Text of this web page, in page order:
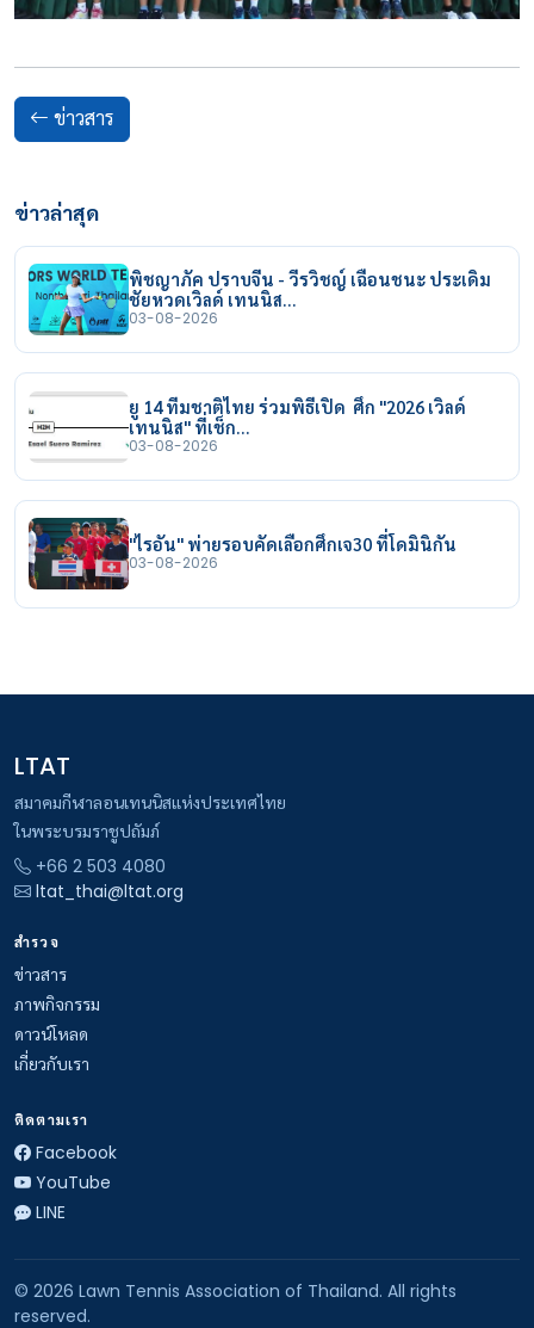
ข่าวสาร
ข่าวล่าสุด
พิชญาภัค ปราบจีน - วีรวิชญ์ เฉือนชนะ ประเดิม
ชัยหวดเวิลด์ เทนนิส…
03-08-2026
ยู 14 ทีมชาติไทย ร่วมพิธีเปิด ศึก "2026 เวิลด์
เทนนิส" ที่เช็ก…
03-08-2026
"ไรอัน" พ่ายรอบคัดเลือกศึกเจ30 ที่โดมินิกัน
03-08-2026
LTAT
สมาคมกีฬาลอนเทนนิสแห่งประเทศไทย
ในพระบรมราชูปถัมภ์
+66 2 503 4080
ltat_thai@ltat.org
สำรวจ
ข่าวสาร
ภาพกิจกรรม
ดาวน์โหลด
เกี่ยวกับเรา
ติดตามเรา
Facebook
YouTube
LINE
© 2026 Lawn Tennis Association of Thailand. All rights
reserved.